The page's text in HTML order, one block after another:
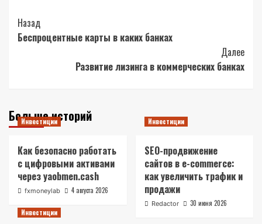
Post
Navigation
Назад
Беспроцентные карты в каких банках
Далее
Развитие лизинга в коммерческих банках
Больше историй
Инвестиции
Как безопасно работать
с цифровыми активами
через yaobmen.cash
fxmoneylab 4 августа 2026
Инвестиции
SEO-продвижение
сайтов в e-commerce:
как увеличить трафик и
продажи
Redactor
30 июня 2026
Инвестиции